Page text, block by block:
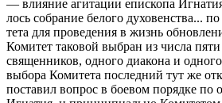
— вли­я­ние аги­та­ции епи­ско­па
лось со­бра­ние бе­ло­го ду­хо­вен­ства...
те­та для про­ве­де­ния в жизнь
Ко­ми­тет та­ко­вой вы­бран из чис­ла пя­ти
свя­щен­ни­ков, од­но­го диа­ко­на и
вы­бо­ра Ко­ми­те­та по­след­ний тут же
по­ста­вил во­прос в бо­е­вом по­ряд­ке